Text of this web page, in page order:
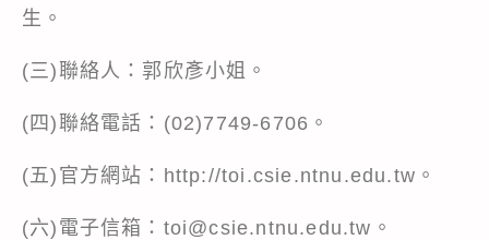
生。
(三)聯絡人：郭欣彥小姐。
(四)聯絡電話：(02)7749-6706。
(五)官方網站：http://toi.csie.ntnu.edu.tw。
(六)電子信箱：toi@csie.ntnu.edu.tw。